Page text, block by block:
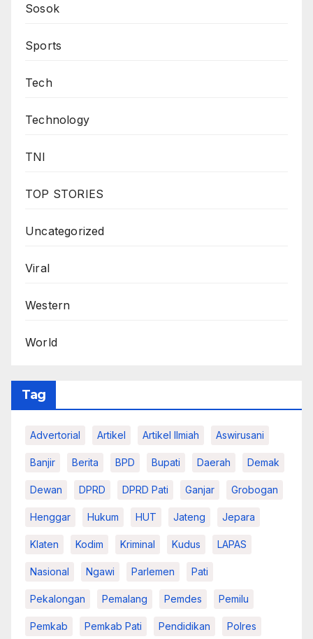
Sosok
Sports
Tech
Technology
TNI
TOP STORIES
Uncategorized
Viral
Western
World
Tag
Advertorial Artikel Artikel Ilmiah Aswirusani
Banjir Berita BPD Bupati Daerah Demak
Dewan DPRD DPRD Pati Ganjar Grobogan
Henggar Hukum HUT Jateng Jepara
Klaten Kodim Kriminal Kudus LAPAS
Nasional Ngawi Parlemen Pati
Pekalongan Pemalang Pemdes Pemilu
Pemkab Pemkab Pati Pendidikan Polres